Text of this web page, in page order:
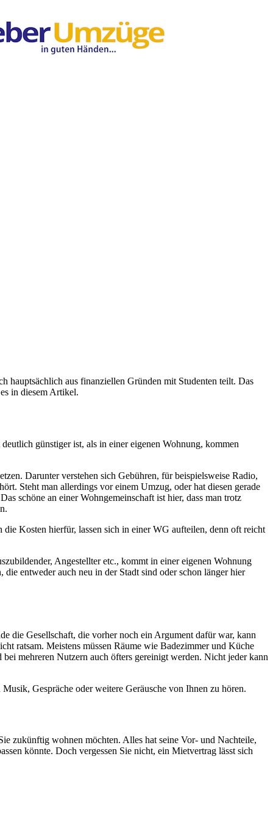
hauptsächlich aus finanziellen Gründen mit Studenten teilt. Das
in diesem Artikel.
günstiger ist, als in einer eigenen Wohnung, kommen
Darunter verstehen sich Gebühren, für beispielsweise Radio,
Steht man allerdings vor einem Umzug, oder hat diesen gerade
schöne an einer Wohngemeinschaft ist hier, dass man trotz
Kosten hierfür, lassen sich in einer WG aufteilen, denn oft reicht
Angestellter etc., kommt in einer eigenen Wohnung
entweder auch neu in der Stadt sind oder schon länger hier
die Gesellschaft, die vorher noch ein Argument dafür war, kann
ratsam. Meistens müssen Räume wie Badezimmer und Küche
mehreren Nutzern auch öfters gereinigt werden. Nicht jeder kann
Gespräche oder weitere Geräusche von Ihnen zu hören.
zukünftig wohnen möchten. Alles hat seine Vor- und Nachteile,
könnte. Doch vergessen Sie nicht, ein Mietvertrag lässt sich